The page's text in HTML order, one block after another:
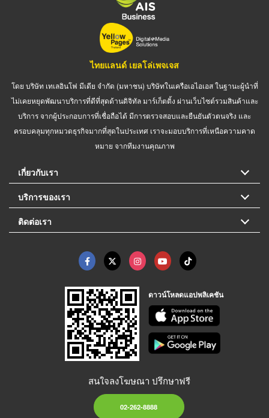
ไทยแลนด์ เยลโล่เพจเจส
โดย บริษัท เทเลอินโฟ มีเดีย จำกัด (มหาชน) บริษัทในเครือเอไอเอส ในฐานะผู้นำที่
ไม่เคยหยุดพัฒนาบริการที่ดีที่สุดด้านดิจิทัล มาร์เก็ตติ้ง ผ่านเว็บไซต์รวมสินค้าและ
บริการ จากผู้ประกอบการที่เชื่อถือได้ มีการตรวจสอบและยืนยันตัวตนจริง และ
ครอบคลุมทุกหมวดธุรกิจมากที่สุดในประเทศ เราจะมอบบริการที่เหนือความคาด
หมาย จากทีมงานคุณภาพ
เกี่ยวกับเรา
บริการของเรา
ติดต่อเรา
ดาวน์โหลดแอปพลิเคชัน
สนใจลงโฆษณา ปรึกษาฟรี
02-262-8888